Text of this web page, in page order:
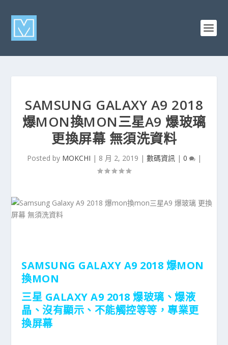
SAMSUNG GALAXY A9 2018
爆MON換MON三星A9 爆玻璃
更換屏幕 無須洗資料
Posted by MOKCHI | 8 月 2, 2019 | 數碼資訊| 0 |
SAMSUNG GALAXY A9 2018 爆MON
換MON
三星 GALAXY A9 2018 爆玻璃、爆液
晶、沒有顯示、 不能觸控等等，專業更
換屏幕